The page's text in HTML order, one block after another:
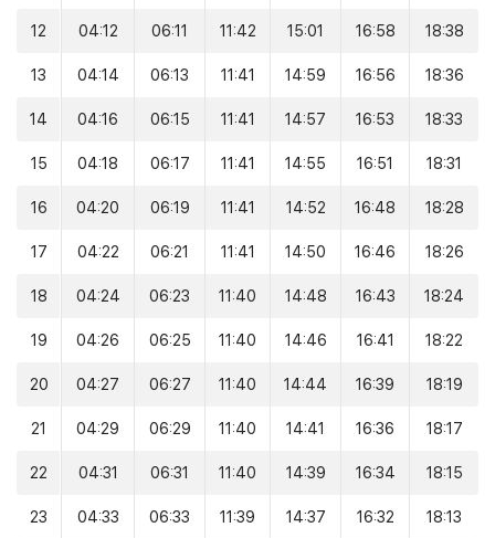
12 04:12 06:11 11:42 15:01 16:58 18:38
13 04:14 06:13 11:41 14:59 16:56 18:36
14 04:16 06:15 11:41 14:57 16:53 18:33
15 04:18 06:17 11:41 14:55 16:51 18:31
16 04:20 06:19 11:41 14:52 16:48 18:28
17 04:22 06:21 11:41 14:50 16:46 18:26
18 04:24 06:23 11:40 14:48 16:43 18:24
19 04:26 06:25 11:40 14:46 16:41 18:22
20 04:27 06:27 11:40 14:44 16:39 18:19
21 04:29 06:29 11:40 14:41 16:36 18:17
22 04:31 06:31 11:40 14:39 16:34 18:15
23 04:33 06:33 11:39 14:37 16:32 18:13